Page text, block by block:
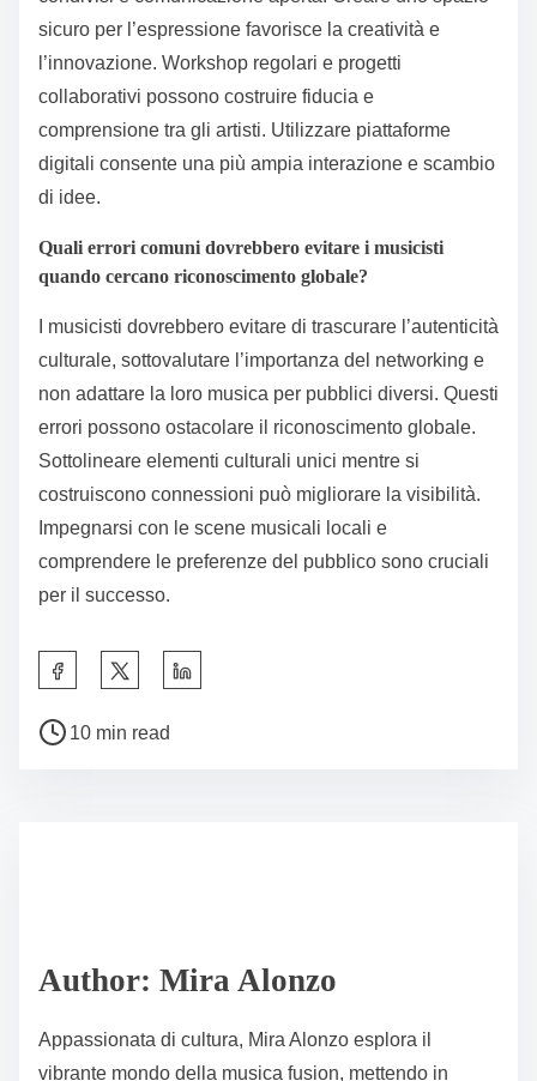
sicuro per l’espressione favorisce la creatività e
l’innovazione. Workshop regolari e progetti
collaborativi possono costruire fiducia e
comprensione tra gli artisti. Utilizzare piattaforme
digitali consente una più ampia interazione e scambio
di idee.
Quali errori comuni dovrebbero evitare i musicisti
quando cercano riconoscimento globale?
I musicisti dovrebbero evitare di trascurare l’autenticità
culturale, sottovalutare l’importanza del networking e
non adattare la loro musica per pubblici diversi. Questi
errori possono ostacolare il riconoscimento globale.
Sottolineare elementi culturali unici mentre si
costruiscono connessioni può migliorare la visibilità.
Impegnarsi con le scene musicali locali e
comprendere le preferenze del pubblico sono cruciali
per il successo.
Share this post on:
Post read time
10 min read
Author: Mira Alonzo
Appassionata di cultura, Mira Alonzo esplora il
vibrante mondo della musica fusion, mettendo in